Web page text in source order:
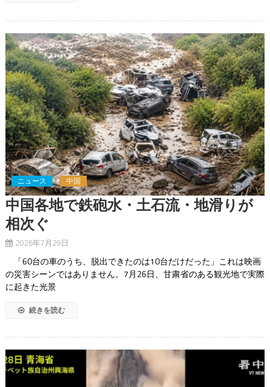
ニュース 中国
中国各地で鉄砲水・土石流・地滑りが
相次ぐ
2026年7月29日
「60台の車のうち、脱出できたのは10台だけだった」これは映画
の災害シーンではありません。7月26日、甘粛省のある観光地で実際
に起きた光景
続きを読む